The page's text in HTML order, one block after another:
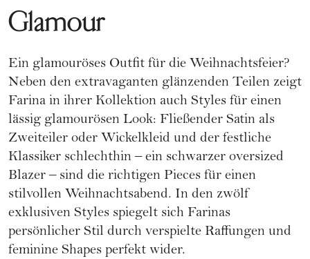
Glamour
Ein glamouröses Outfit für die Weihnachtsfeier?
Neben den extravaganten glänzenden Teilen zeigt
Farina in ihrer Kollektion auch Styles für einen
lässig glamourösen Look: Fließender Satin als
Zweiteiler oder Wickelkleid und der festliche
Klassiker schlechthin – ein schwarzer oversized
Blazer – sind die richtigen Pieces für einen
stilvollen Weihnachtsabend. In den zwölf
exklusiven Styles spiegelt sich Farinas
persönlicher Stil durch verspielte Raffungen und
feminine Shapes perfekt wider.